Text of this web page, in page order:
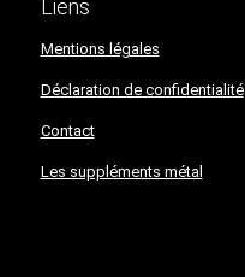
Liens
Mentions légales
Déclaration de confidentialité​​​​​​​
Contact
Les suppléments métal